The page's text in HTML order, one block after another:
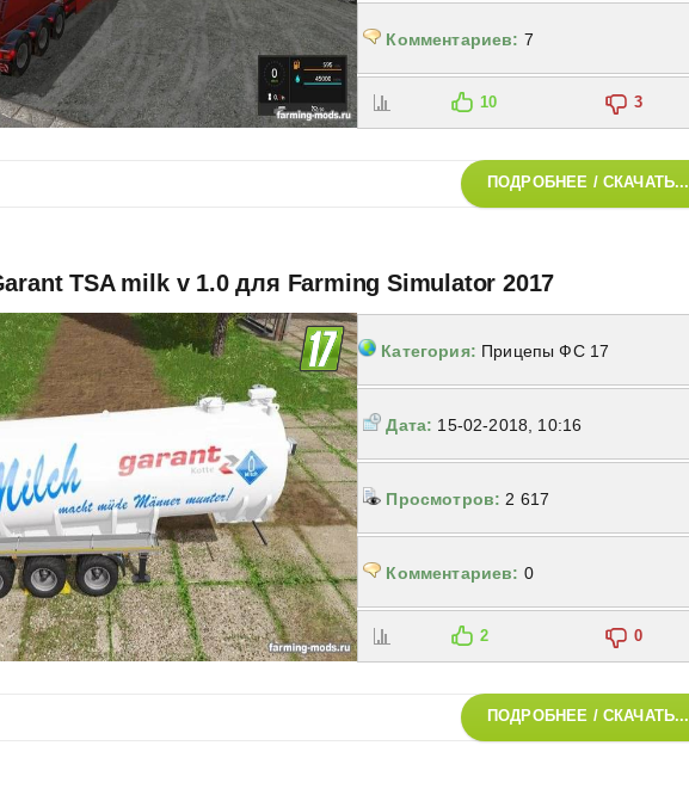
Комментариев: 7
10 3
ПОДРОБНЕЕ / СКАЧАТЬ...
TSA milk v 1.0 для Farming Simulator 2017
Категория: Прицепы ФС 17
Дата: 15-02-2018, 10:16
Просмотров: 2 617
Комментариев: 0
2 0
ПОДРОБНЕЕ / СКАЧАТЬ...